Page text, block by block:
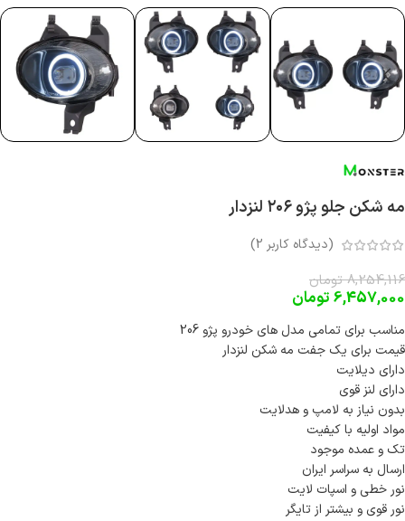
مه شکن جلو پژو ۲۰۶ لنزدار
(دیدگاه کاربر 2
)
8,254,116 تومان
6,457,000تومان
مناسب برای تمامی مدل های خودرو پژو 206
قیمت برای یک جفت مه شکن لنزدار
دارای دیلایت
دارای لنز قوی
بدون نیاز به لامپ و هدلایت
مواد اولیه با کیفیت
تک و عمده موجود
ارسال به سراسر ایران
نور خطی و اسپات لایت
نور قوی و بیشتر از تایگر